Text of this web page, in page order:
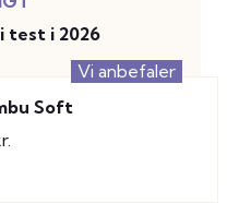
test i 2026
Vi anbefaler
Soft